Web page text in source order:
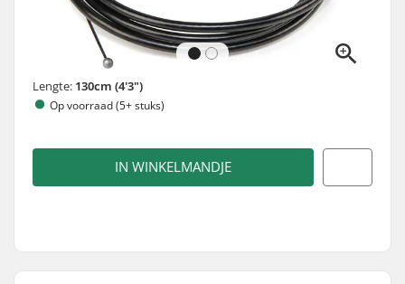
Lengte: 130cm (4'3")
Op voorraad (5+ stuks)
IN WINKELMANDJE